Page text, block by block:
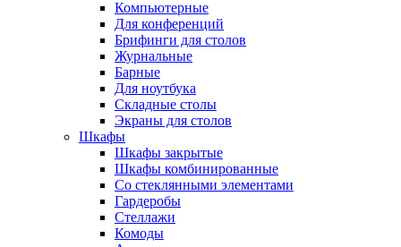
Компьютерные
Для конференций
Брифинги для столов
Журнальные
Барные
Для ноутбука
Складные столы
Экраны для столов
Шкафы
Шкафы закрытые
Шкафы комбинированные
Со стеклянными элементами
Гардеробы
Стеллажи
Комоды